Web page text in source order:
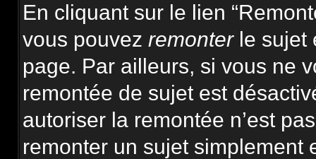
En cliquant sur le lien
vous pouvez remonterle sujet
page. Par ailleurs, si vous ne
remontée de sujet est
autoriser la remontée n’est
remonter un sujet simplement